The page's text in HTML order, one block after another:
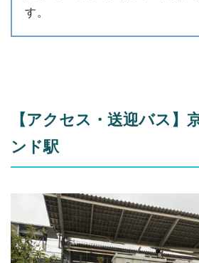
す。
【アクセス・送迎バス】
ンド駅